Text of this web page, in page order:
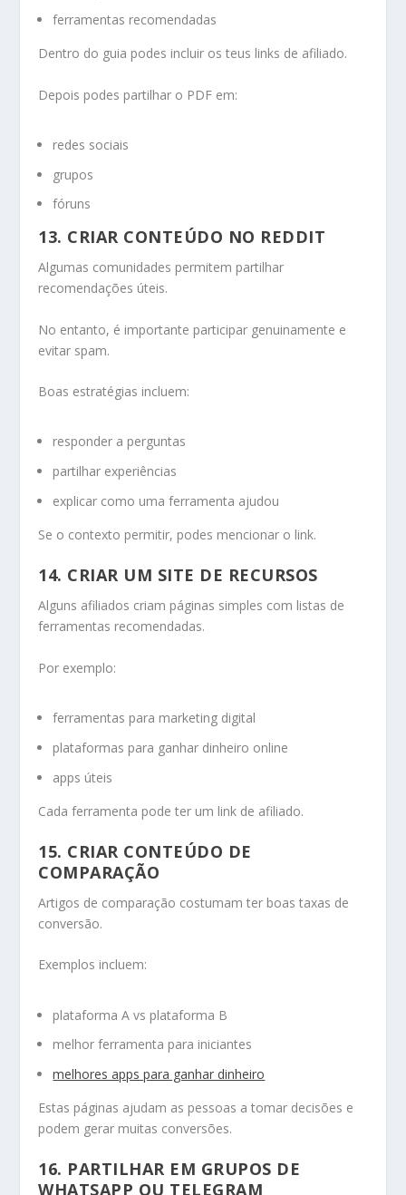
ferramentas recomendadas
Dentro do guia podes incluir os teus links de afiliado.
Depois podes partilhar o PDF em:
redes sociais
grupos
fóruns
13. CRIAR CONTEÚDO NO REDDIT
Algumas comunidades permitem partilhar
recomendações úteis.
No entanto, é importante participar genuinamente e
evitar spam.
Boas estratégias incluem:
responder a perguntas
partilhar experiências
explicar como uma ferramenta ajudou
Se o contexto permitir, podes mencionar o link.
14. CRIAR UM SITE DE RECURSOS
Alguns afiliados criam páginas simples com listas de
ferramentas recomendadas.
Por exemplo:
ferramentas para marketing digital
plataformas para ganhar dinheiro online
apps úteis
Cada ferramenta pode ter um link de afiliado.
15. CRIAR CONTEÚDO DE
COMPARAÇÃO
Artigos de comparação costumam ter boas taxas de
conversão.
Exemplos incluem:
plataforma A vs plataforma B
melhor ferramenta para iniciantes
melhores apps para ganhar dinheiro
Estas páginas ajudam as pessoas a tomar decisões e
podem gerar muitas conversões.
16. PARTILHAR EM GRUPOS DE
WHATSAPP OU TELEGRAM